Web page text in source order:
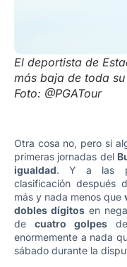
El deportista de
más baja de toda
Foto: @PGATour
Otra cosa no, pero si
primeras jornadas del
igualdad. Y a las
clasificación después
más y nada menos que
dobles dígitosen
de cuatro golpesde
enormemente a nada
sábado durante la